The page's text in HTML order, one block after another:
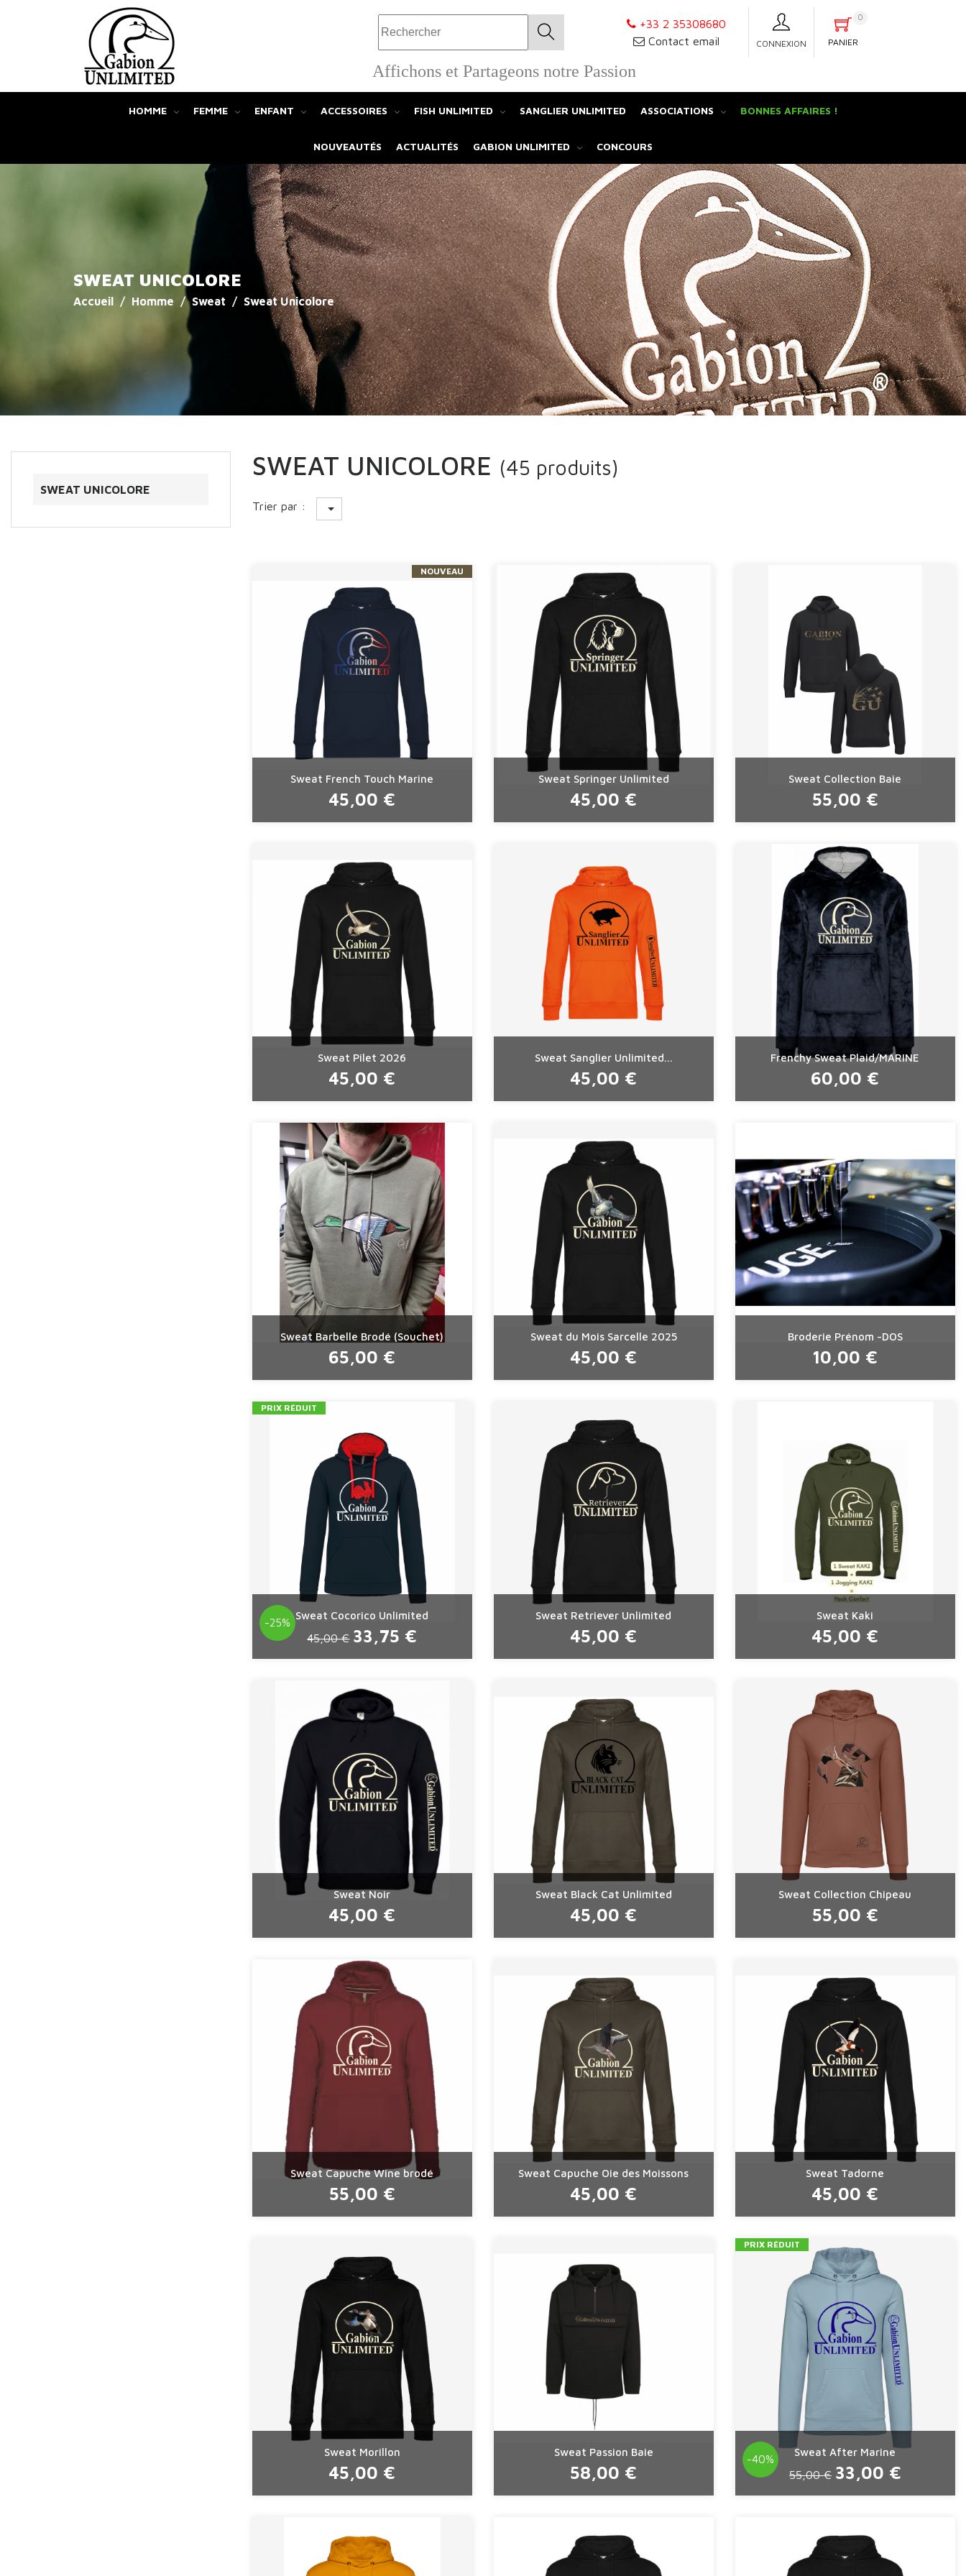
+33 2 35308680
Contact email
CONNEXION PANIER
0
Affichons et Partageons notre Passion
HOMME FEMME ENFANT ACCESSOIRES FISH UNLIMITED SANGLIER UNLIMITED ASSOCIATIONS BONNES AFFAIRES !
NOUVEAUTÉS ACTUALITÉS GABION UNLIMITED CONCOURS
SWEAT UNICOLORE
Accueil Homme Sweat Sweat Unicolore
SWEAT UNICOLORE
SWEAT UNICOLORE (45 produits)
Trier par :
Sweat French Touch Marine
45,00 €
NOUVEAU
Sweat Springer Unlimited
45,00 €
Sweat Collection Baie
55,00 €
Sweat Pilet 2026
45,00 €
Sweat Sanglier Unlimited...
45,00 €
Frenchy Sweat Plaid/MARINE
60,00 €
Sweat Barbelle Brodé (Souchet)
65,00 €
Sweat du Mois Sarcelle 2025
45,00 €
Broderie Prénom -DOS
10,00 €
Sweat Cocorico Unlimited
45,00 € 33,75 €
-25%
PRIX RÉDUIT
Sweat Retriever Unlimited
45,00 €
Sweat Kaki
45,00 €
Sweat Noir
45,00 €
Sweat Black Cat Unlimited
45,00 €
Sweat Collection Chipeau
55,00 €
Sweat Capuche Wine brodé
55,00 €
Sweat Capuche Oie des Moissons
45,00 €
Sweat Tadorne
45,00 €
Sweat Morillon
45,00 €
Sweat Passion Baie
58,00 €
Sweat After Marine
55,00 € 33,00 €
-40%
PRIX RÉDUIT